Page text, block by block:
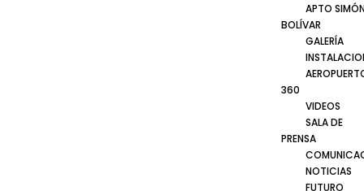
APTO
BOLÍVAR
GALERÍA
360
VIDEOS
SALA DE
PRENSA
NOTICIAS
FUTURO